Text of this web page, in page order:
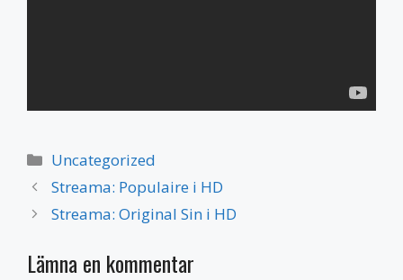
Kategorier
Uncategorized
Streama: Populaire i HD
Streama: Original Sin i HD
Lämna en kommentar